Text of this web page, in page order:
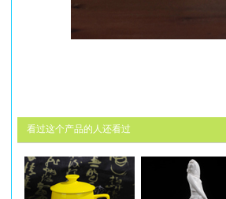
看过这个产品的人还看过